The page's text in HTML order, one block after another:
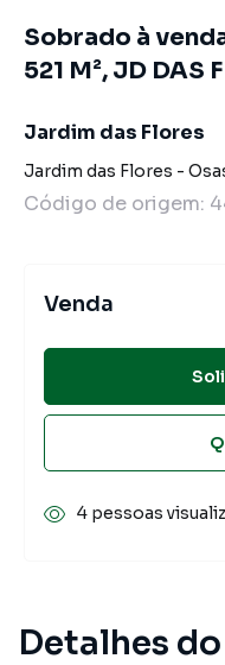
Detalhes
Sobrado à
521 M², JD DAS
Jardim das Flores
Jardim das Flores -
Código de origem:
Venda
4 pessoas